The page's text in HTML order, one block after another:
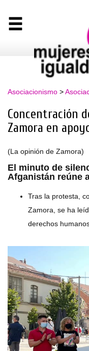
Asociacionismo >
Concentración
Zamora en
(La opinión de Zamora)
El minuto de
Afganistán reúne
Tras la protesta,
Zamora, se ha
derechos